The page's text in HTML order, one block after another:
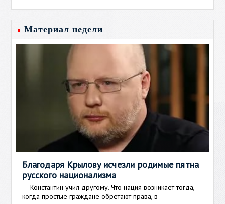
Материал недели
Благодаря Крылову исчезли родимые пятна
русского национализма
Константин учил другому. Что нация возникает тогда,
когда простые граждане обретают права, в